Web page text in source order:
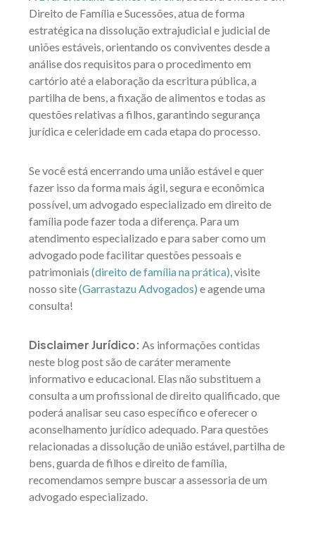
Direito de Família e Sucessões, atua de forma
estratégica na dissolução extrajudicial e judicial de
uniões estáveis, orientando os conviventes desde a
análise dos requisitos para o procedimento em
cartório até a elaboração da escritura pública, a
partilha de bens, a fixação de alimentos e todas as
questões relativas a filhos, garantindo segurança
jurídica e celeridade em cada etapa do processo.
Se você está encerrando uma união estável e quer
fazer isso da forma mais ágil, segura e econômica
possível, um advogado especializado em direito de
família pode fazer toda a diferença. Para um
atendimento especializado e para saber como um
advogado pode facilitar questões pessoais e
patrimoniais (direito de família na prática) , visite
nosso site(Garrastazu Advogados) e agende uma
consulta!
Disclaimer Jurídico: As informações contidas
neste blog post são de caráter meramente
informativo e educacional. Elas não substituem a
consulta a um profissional de direito qualificado, que
poderá analisar seu caso específico e oferecer o
aconselhamento jurídico adequado. Para questões
relacionadas a dissolução de união estável, partilha de
bens, guarda de filhos e direito de família,
recomendamos sempre buscar a assessoria de um
advogado especializado.